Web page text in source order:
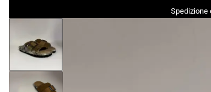
Spedizione